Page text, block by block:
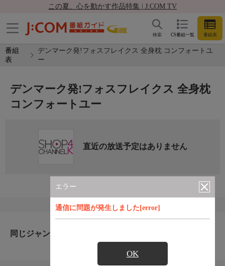
この夏、心を動かす作品特集 | J:COM TV
CS番組一覧 番組表
検索
番組
表
デンマーク発!フォスフレイクス 全身枕 コンフォートユ
ー
エラー
通信に問題が発生しました[error]
OK
デンマーク発!フォスフレイクス 全身枕
コンフォートユー
直近の放送予定はありません
同じジャンルのおすすめ番組